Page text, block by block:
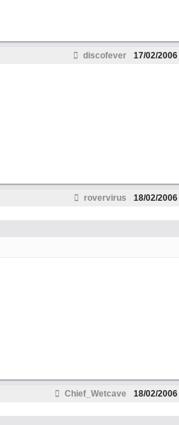
discofever 17/02/2006
rovervirus 18/02/2006
Chief_Wetcave 18/02/2006